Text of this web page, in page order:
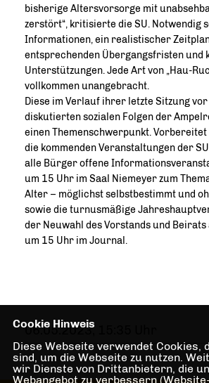
bisherige Altersvorsorge mit
zerstört“, kritisierte die SU. Notwendig
Informationen, ein realistischer
entsprechenden Übergangsfristen und
Unterstützungen. Jede Art von „Hau-
vollkommen unangebracht.
Diese im Verlauf ihrer letzte Sitzung
diskutierten sozialen Folgen der
einen Themenschwerpunkt.
die kommenden Veranstaltungen der
alle Bürger offene
um 15 Uhr im Saal Niemeyer zum
Alter – möglichst selbstbestimmt und
sowie die turnusmäßige
der Neuwahl des Vorstands und
um 15 Uhr im Journal.
06.05.2023, 15:35 Uhr
Cookie Hinweis
Diese Webseite verwendet Cookies,
sind, um die Webseite zu nutzen.
wir Dienste von Drittanbietern, die
Webangebot zu verbessern